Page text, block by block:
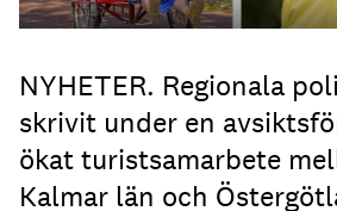
NYHETER. Regionala
skrivit under en
ökat turistsamarbete
Kalmar län och